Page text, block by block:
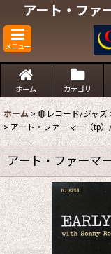
アート・ファ
メニュー
ホーム カテゴリ
ホーム > 🔴レコード/ジャズ
> アート・ファーマー（tp
アート・ファーマ